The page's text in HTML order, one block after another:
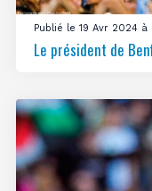
Publié le 19 Avr 2024 à
Le président de